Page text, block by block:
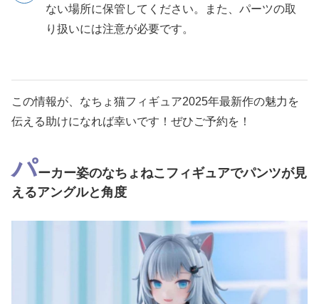
ない場所に保管してください。また、パーツの取
り扱いには注意が必要です。
この情報が、なちょ猫フィギュア2025年最新作の魅力を
伝える助けになれば幸いです！ぜひご予約を！
パーカー姿のなちょねこフィギュアでパンツが見
えるアングルと角度